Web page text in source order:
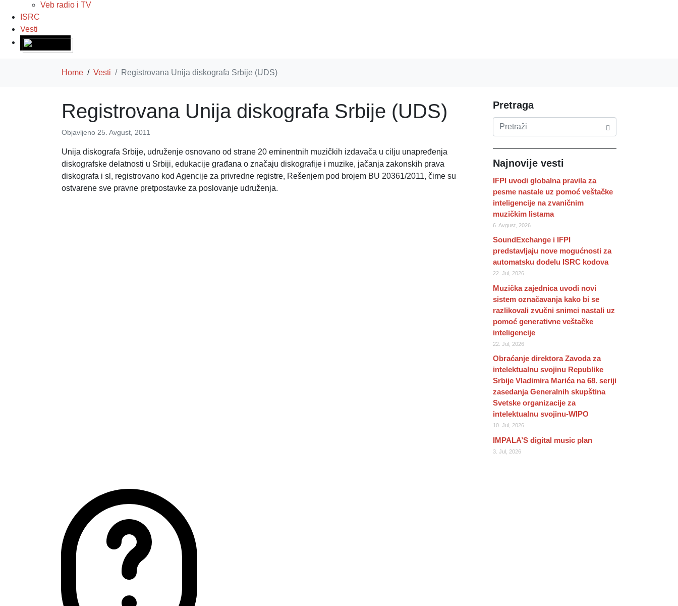
Veb radio i TV
ISRC
Vesti
Home Vesti Registrovana Unija diskografa Srbije (UDS)
Registrovana Unija diskografa Srbije (UDS)
Objavljeno 25. Avgust, 2011
Unija diskografa Srbije, udruženje osnovano od strane 20 eminentnih muzičkih izdavača u cilju unapređenja
diskografske delatnosti u Srbiji, edukacije građana o značaju diskografije i muzike, jačanja zakonskih prava
diskografa i sl, registrovano kod Agencije za privredne registre, Rešenjem pod brojem BU 20361/2011, čime su
ostvarene sve pravne pretpostavke za poslovanje udruženja.
Pretraga
Najnovije vesti
IFPI uvodi globalna pravila za
pesme nastale uz pomoć veštačke
inteligencije na zvaničnim
muzičkim listama
6. Avgust, 2026
SoundExchange i IFPI
predstavljaju nove mogućnosti za
automatsku dodelu ISRC kodova
22. Jul, 2026
Muzička zajednica uvodi novi
sistem označavanja kako bi se
razlikovali zvučni snimci nastali uz
pomoć generativne veštačke
inteligencije
22. Jul, 2026
Obraćanje direktora Zavoda za
intelektualnu svojinu Republike
Srbije Vladimira Marića na 68. seriji
zasedanja Generalnih skupština
Svetske organizacije za
intelektualnu svojinu-WIPO
10. Jul, 2026
IMPALA’S digital music plan
3. Jul, 2026